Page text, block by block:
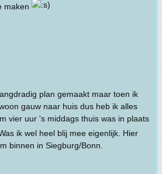
maken
plan gemaakt maar toen ik
gauw naar huis dus heb ik alles
vier uur 's middags thuis was in plaats
ik wel heel blij mee eigenlijk. Hier
binnen in Siegburg/Bonn.